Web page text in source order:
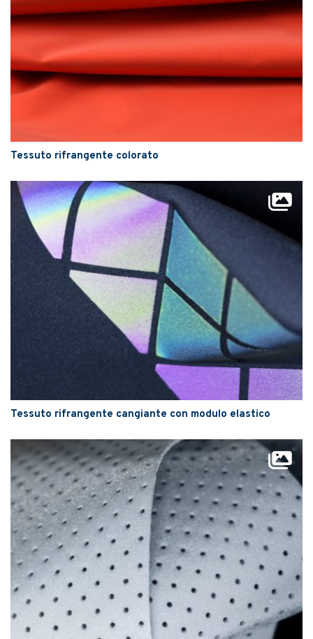
Tessuto rifrangente colorato
Tessuto rifrangente cangiante con modulo elastico